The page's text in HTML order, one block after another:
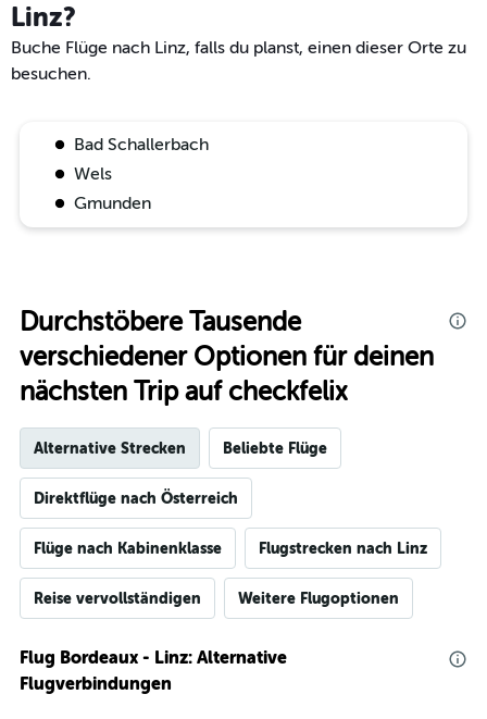
Linz?
Buche Flüge nach Linz, falls du planst, einen dieser Orte zu
besuchen.
Bad Schallerbach
Wels
Gmunden
Durchstöbere Tausende
verschiedener Optionen für deinen
nächsten Trip auf checkfelix
Alternative Strecken Beliebte Flüge
Direktflüge nach Österreich
Flüge nach Kabinenklasse Flugstrecken nach Linz
Reise vervollständigen Weitere Flugoptionen
Flug Bordeaux - Linz: Alternative
Flugverbindungen